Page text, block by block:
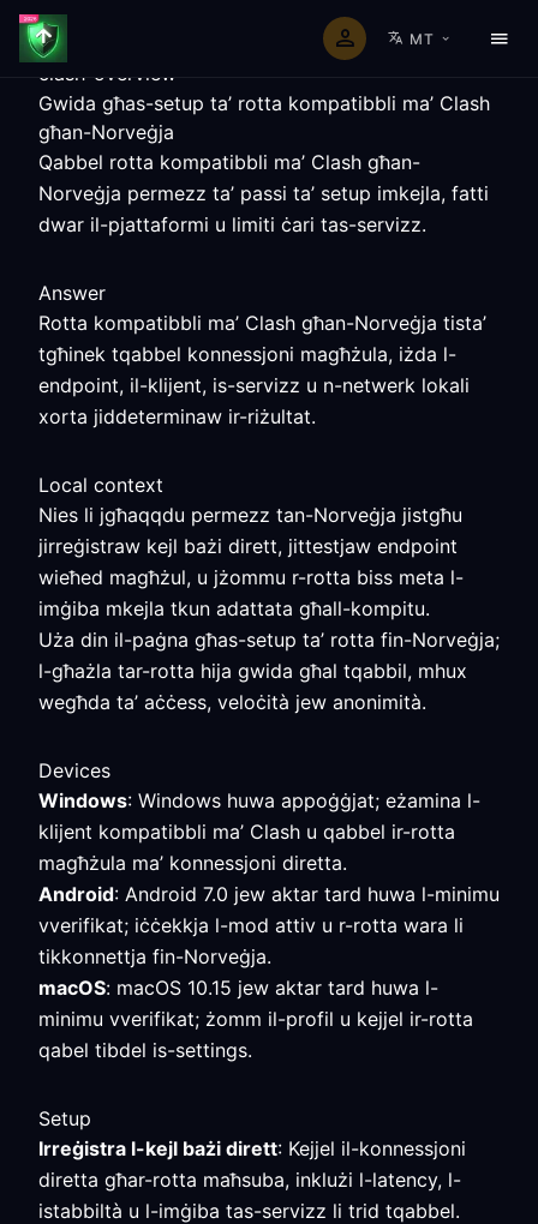
MT
clash-overview
Gwida għas-setup ta’ rotta kompatibbli ma’ Clash
għan-Norveġja
Qabbel rotta kompatibbli ma’ Clash għan-
Norveġja permezz ta’ passi ta’ setup imkejla, fatti
dwar il-pjattaformi u limiti ċari tas-servizz.
Answer
Rotta kompatibbli ma’ Clash għan-Norveġja tista’
tgħinek tqabbel konnessjoni magħżula, iżda l-
endpoint, il-klijent, is-servizz u n-netwerk lokali
xorta jiddeterminaw ir-riżultat.
Local context
Nies li jgħaqqdu permezz tan-Norveġja jistgħu
jirreġistraw kejl bażi dirett, jittestjaw endpoint
wieħed magħżul, u jżommu r-rotta biss meta l-
imġiba mkejla tkun adattata għall-kompitu.
Uża din il-paġna għas-setup ta’ rotta fin-Norveġja;
l-għażla tar-rotta hija gwida għal tqabbil, mhux
wegħda ta’ aċċess, veloċità jew anonimità.
Devices
Windows: Windows huwa appoġġjat; eżamina l-
klijent kompatibbli ma’ Clash u qabbel ir-rotta
magħżula ma’ konnessjoni diretta.
Android: Android 7.0 jew aktar tard huwa l-minimu
vverifikat; iċċekkja l-mod attiv u r-rotta wara li
tikkonnettja fin-Norveġja.
macOS: macOS 10.15 jew aktar tard huwa l-
minimu vverifikat; żomm il-profil u kejjel ir-rotta
qabel tibdel is-settings.
Setup
Irreġistra l-kejl bażi dirett: Kejjel il-konnessjoni
diretta għar-rotta maħsuba, inklużi l-latency, l-
istabbiltà u l-imġiba tas-servizz li trid tqabbel.